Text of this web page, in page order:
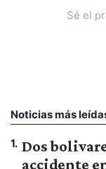
Sé el
Noticias más
1. Dos
accidente